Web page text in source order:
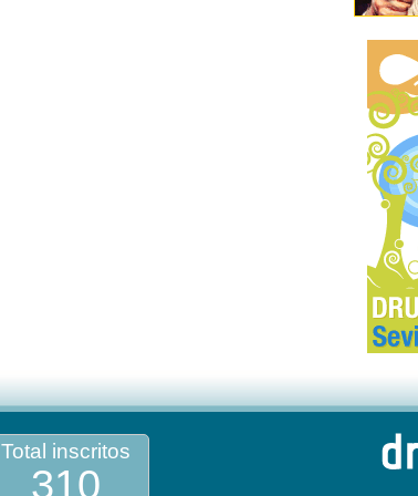
Total inscritos
310